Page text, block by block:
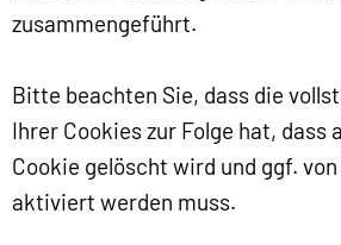
zusammengeführt.
Bitte beachten Sie, dass die
Ihrer Cookies zur Folge hat, dass
Cookie gelöscht wird und ggf.
aktiviert werden muss.